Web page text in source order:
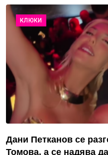
КЛЮКИ
Дани Петканов се
Томова, а се надява